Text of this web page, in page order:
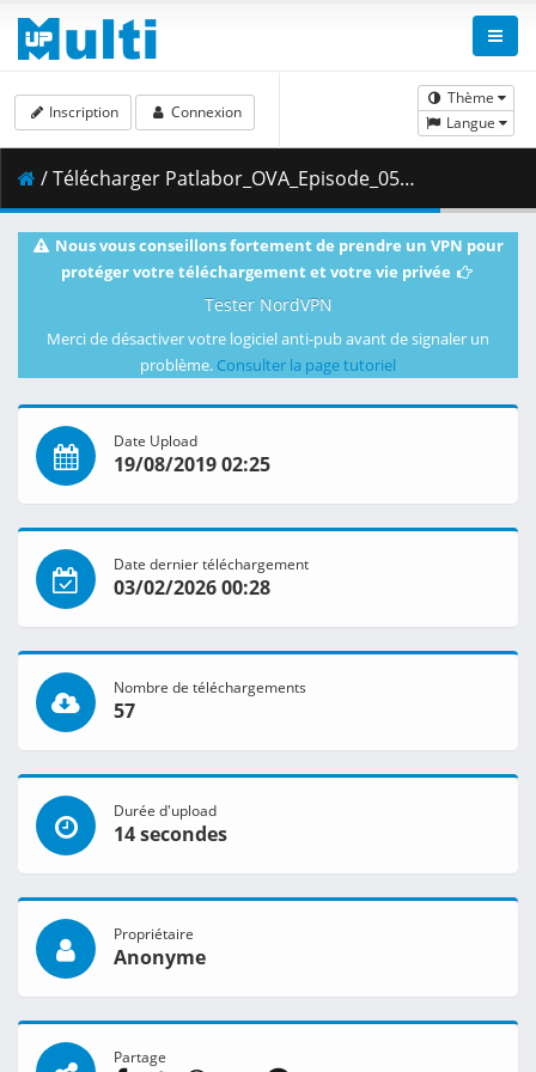
Thème
Langue
Inscription Connexion
/ Télécharger Patlabor_OVA_Episode_05__Player_Edition___x264_AC3_.mp4.001 ( 414.47 MB )
Nous vous conseillons fortement de prendre un VPN pour
protéger votre téléchargement et votre vie privée
Tester NordVPN
Merci de désactiver votre logiciel anti-pub avant de signaler un
problème. Consulter la page tutoriel
Date Upload
19/08/2019 02:25
Date dernier téléchargement
03/02/2026 00:28
Nombre de téléchargements
57
Durée d'upload
14 secondes
Propriétaire
Anonyme
Partage